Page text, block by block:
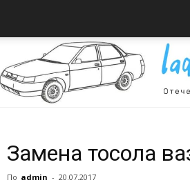
Замена тосола
По admin - 20.07.2017